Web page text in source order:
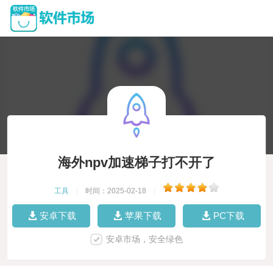
海外npv加速梯子打不开了
工具 时间：2025-02-18
安卓下载 苹果下载 PC下载
安卓市场，安全绿色